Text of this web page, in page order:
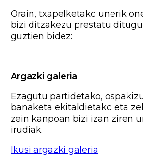
Orain, txapelketako unerik
bizi ditzakezu prestatu
guztien bidez:
Argazki galeria
Ezagutu partidetako,
banaketa ekitaldietako eta
zein kanpoan bizi izan ziren
irudiak.
Ikusi argazki galeria